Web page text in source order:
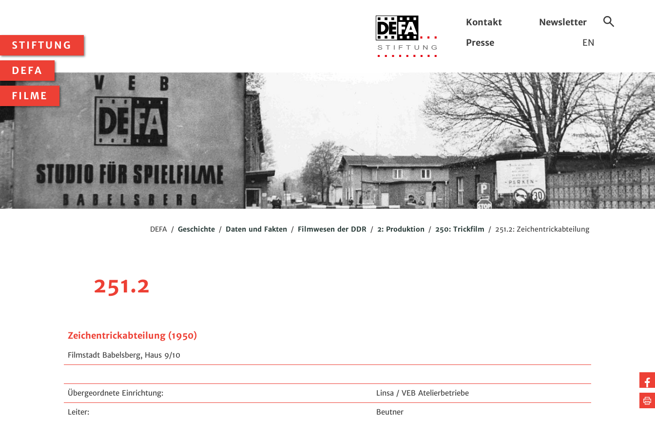
STIFTUNG
DEFA
FILME
Kontakt
Newsletter
Presse
EN
DEFA / Geschichte / Daten und Fakten / Filmwesen der DDR / 2: Produktion / 250: Trickfilm / 251.2: Zeichentrickabteilung
251.2
Zeichentrickabteilung (1950)
Filmstadt Babelsberg, Haus 9/10
Übergeordnete Einrichtung: Linsa / VEB Atelierbetriebe
Leiter: Beutner